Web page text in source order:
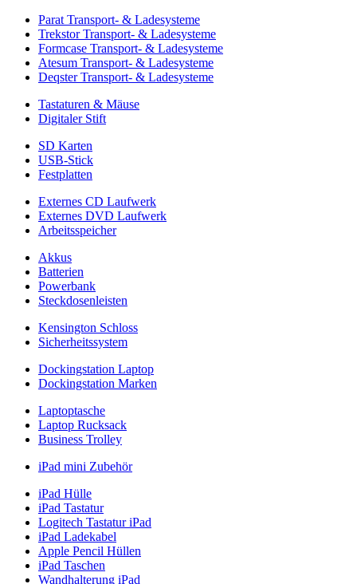
Parat Transport- & Ladesysteme
Trekstor Transport- & Ladesysteme
Formcase Transport- & Ladesysteme
Atesum Transport- & Ladesysteme
Deqster Transport- & Ladesysteme
Tastaturen & Mäuse
Digitaler Stift
SD Karten
USB-Stick
Festplatten
Externes CD Laufwerk
Externes DVD Laufwerk
Arbeitsspeicher
Akkus
Batterien
Powerbank
Steckdosenleisten
Kensington Schloss
Sicherheitssystem
Dockingstation Laptop
Dockingstation Marken
Laptoptasche
Laptop Rucksack
Business Trolley
iPad mini Zubehör
iPad Hülle
iPad Tastatur
Logitech Tastatur iPad
iPad Ladekabel
Apple Pencil Hüllen
iPad Taschen
Wandhalterung iPad